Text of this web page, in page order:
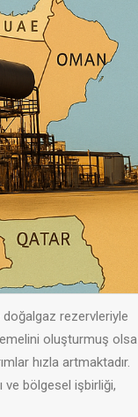
doğalgaz rezervleriyle
oluşturmuş olsa
hızla artmaktadır.
ve bölgesel işbirliği,